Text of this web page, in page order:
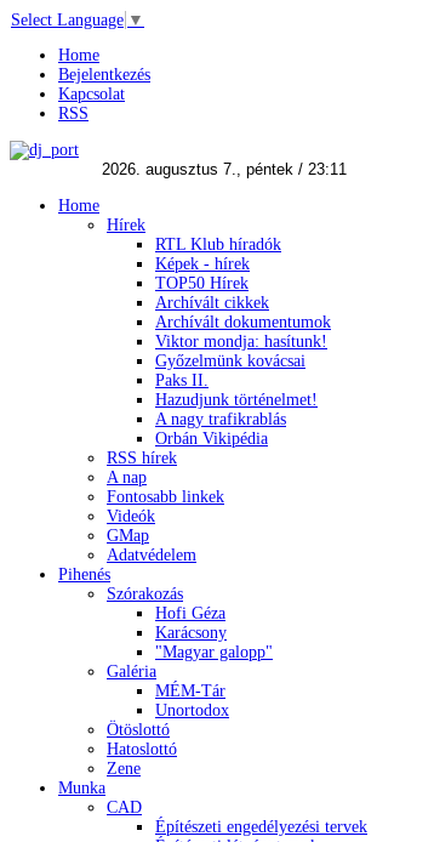
Select Language ▼
Home
Bejelentkezés
Kapcsolat
RSS
Home
Hírek
RTL Klub híradók
Képek - hírek
TOP50 Hírek
Archívált cikkek
Archívált dokumentumok
Viktor mondja: hasítunk!
Győzelmünk kovácsai
Paks II.
Hazudjunk történelmet!
A nagy trafikrablás
Orbán Vikipédia
RSS hírek
A nap
Fontosabb linkek
Videók
GMap
Adatvédelem
Pihenés
Szórakozás
Hofi Géza
Karácsony
"Magyar galopp"
Galéria
MÉM-Tár
Unortodox
Ötöslottó
Hatoslottó
Zene
Munka
CAD
Építészeti engedélyezési tervek